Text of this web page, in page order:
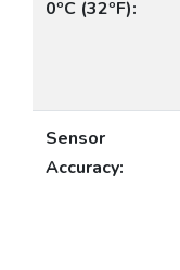
0ºC (32ºF):
Sensor
Accuracy: